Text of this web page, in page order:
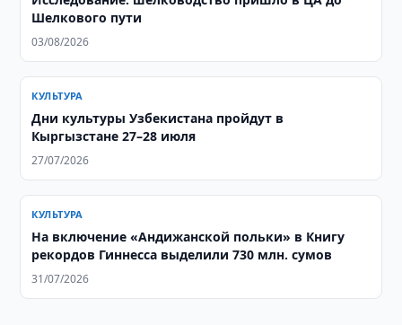
Шелкового пути
03/08/2026
КУЛЬТУРА
Дни культуры Узбекистана пройдут в
Кыргызстане 27–28 июля
27/07/2026
КУЛЬТУРА
На включение «Андижанской польки» в Книгу
рекордов Гиннесса выделили 730 млн. сумов
31/07/2026